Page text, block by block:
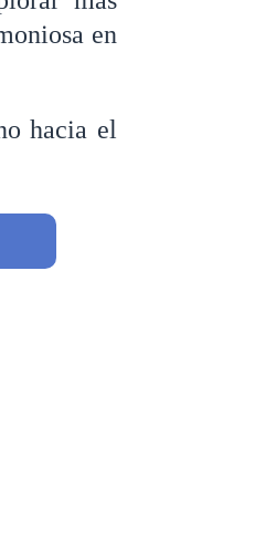
en
hacia el